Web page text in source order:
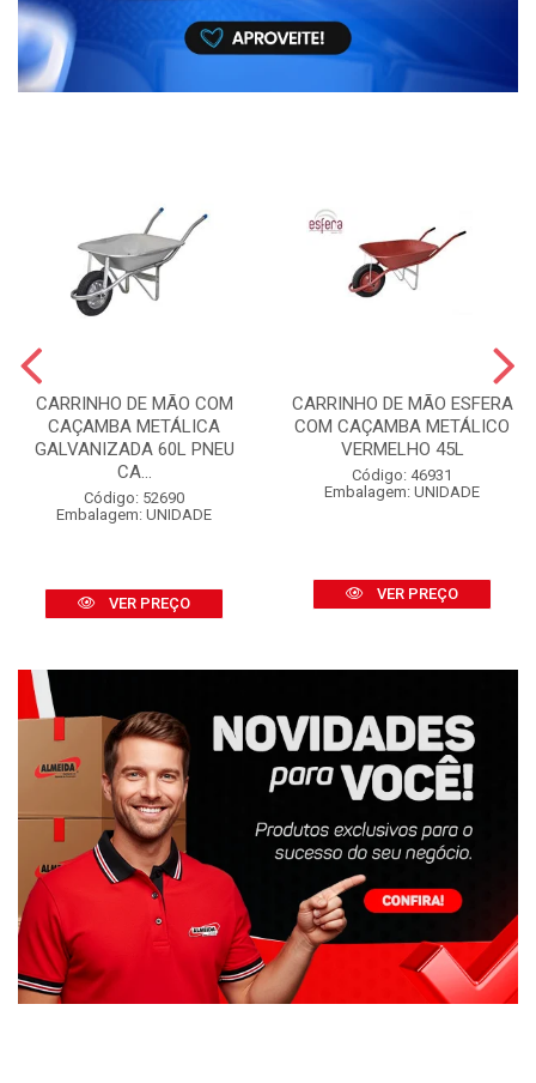
CARRINHO DE MÃO COM
CAÇAMBA METÁLICA
GALVANIZADA 60L PNEU
CA...
Código: 52690
Embalagem: UNIDADE
VER PREÇO
CARRINHO DE MÃO ESFERA
COM CAÇAMBA METÁLICO
VERMELHO 45L
Código: 46931
Embalagem: UNIDADE
VER PREÇO